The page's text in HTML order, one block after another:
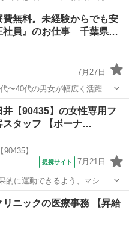
<仕事内容> スタイリスト ・
・雑誌撮影、ヘアショー参加
無料。未経験からでも安
社員』のお仕事 千葉県…
7月27日
〜40代の男女が幅広く活躍
いします☆ URL: http...
井【90435】の女性専用フ
スタッフ 【ボーナ…
】
提携サイト 7月21日
に運動できるよう、マシン
めての方や苦手な方がほとん
今日はこの動きを意識しまし
...
ニックの医療事務 【昇給